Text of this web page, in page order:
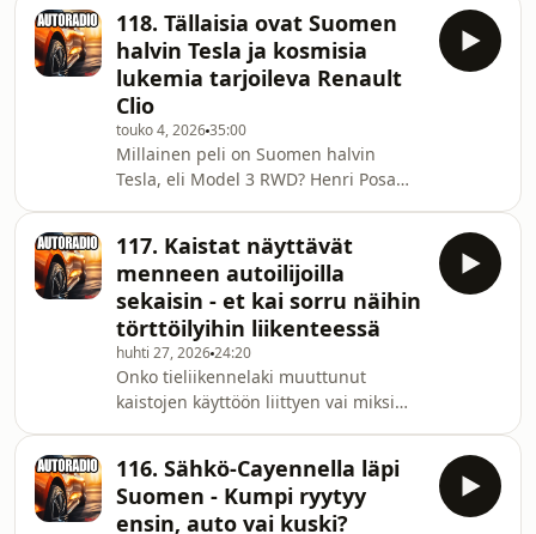
kanssa.Autoradio Youtubessa -
Autoradion voit halutes
hyödyntämään kaistojen välejä
liikenneruuhkissa. Onko kaistojen
välissä sompailu kaksipyöräisellä
sallittua vai yllyttikö kansanedustaja
rikkomaan lakia liikenteessä? Arttu
Toivosen kanssa Autoradion studiossa
on toimittaja Juha Jaakkonen, joka
kertoo nyt, miksi as
118. Tällaisia ovat Suomen
halvin Tesla ja kosmisia
lukemia tarjoileva Renault
Clio
touko 4, 202635:00
Millainen peli on Suomen halvin
Tesla, eli Model 3 RWD? Henri Posa
autosta Posan ykkösvalinta näytä
tulevan vieläkään, mutta on siinä
parannuksia aiempiin. Lisäksi
kuulemme Arttu Toivosen kokemuksia
Renault Clion ratista, jossa mitattiin
sellaisia kulutuslukemia, että luulisi
tarkan markan kuskillekin
kelpaavan.Autoradio Youtubessa - A
117. Kaistat näyttävät
menneen autoilijoilla
sekaisin - et kai sorru näihin
törttöilyihin liikenteessä
huhti 27, 202624:20
Onko tieliikennelaki muuttunut
kaistojen käyttöön liittyen vai miksi
Mikä sarjaohittajia oikein vaivaa ja
miksi ihmeessä joku ajaa koko ajan
samaa nopeutta, vaikka rajoitukset
116. Sähkö-Cayennella läpi
Suomen - Kumpi ryytyy
ensin, auto vai kuski?